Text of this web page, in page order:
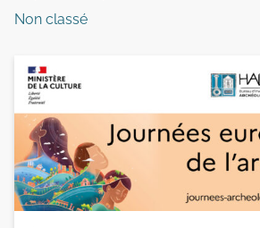
Non classé